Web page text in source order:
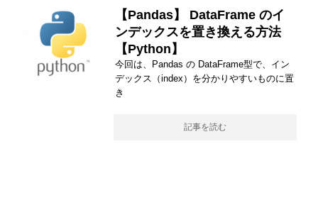
【Pandas】 DataFrame のイ
ンデックスを置き換える方法
【Python】
今回は、Pandas の DataFrame型で、イン
デックス（index）を分かりやすいものに置
き
記事を読む